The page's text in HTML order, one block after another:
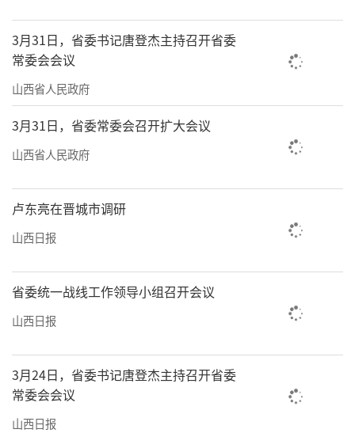
3月31日，省委书记唐登杰主持召开省委
常委会会议
山西省人民政府
3月31日，省委常委会召开扩大会议
山西省人民政府
卢东亮在晋城市调研
山西日报
省委统一战线工作领导小组召开会议
山西日报
3月24日，省委书记唐登杰主持召开省委
常委会会议
山西日报